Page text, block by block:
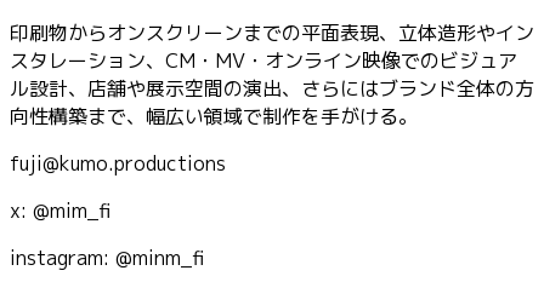
印刷物からオンスクリーンまでの平面表現、立体造形やイン
スタレーション、CM・MV・オンライン映像でのビジュア
ル設計、店舗や展示空間の演出、さらにはブランド全体の方
向性構築まで、幅広い領域で制作を手がける。
fuji@kumo.productions
x: @mim_fi
instagram: @minm_fi